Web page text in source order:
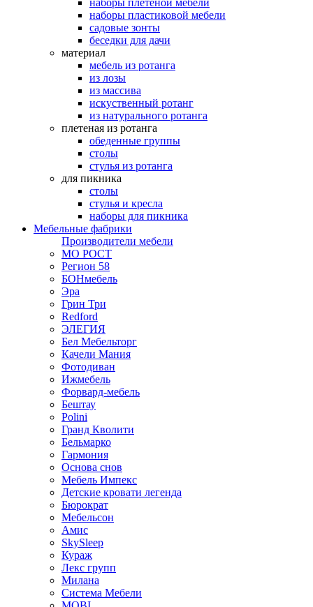
наборы плетеной мебели
наборы пластиковой мебели
садовые зонты
беседки для дачи
материал
мебель из ротанга
из лозы
из массива
искуственный ротанг
из натурального ротанга
плетеная из ротанга
обеденные группы
столы
стулья из ротанга
для пикника
столы
стулья и кресла
наборы для пикника
Мебельные фабрики
Производители мебели
МО РОСТ
Регион 58
БОНмебель
Эра
Грин Три
Redford
ЭЛЕГИЯ
Бел Мебельторг
Качели Мания
Фотодиван
Ижмебель
Форвард-мебель
Бештау
Polini
Гранд Кволити
Бельмарко
Гармония
Основа снов
Мебель Импекс
Детские кровати легенда
Бюрократ
Мебельсон
Амис
SkySleep
Кураж
Лекс групп
Милана
Система Мебели